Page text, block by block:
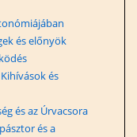
és előnyök
és
és az Úrvacsora
és a